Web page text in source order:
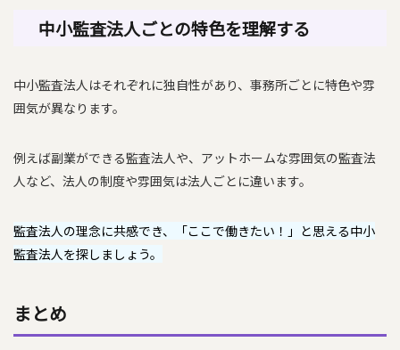
中小監査法人ごとの特色を理解する
中小監査法人はそれぞれに独自性があり、事務所ごとに特色や雰
囲気が異なります。
例えば副業ができる監査法人や、アットホームな雰囲気の監査法
人など、法人の制度や雰囲気は法人ごとに違います。
監査法人の理念に共感でき、「ここで働きたい！」と思える中小
監査法人を探しましょう。
まとめ